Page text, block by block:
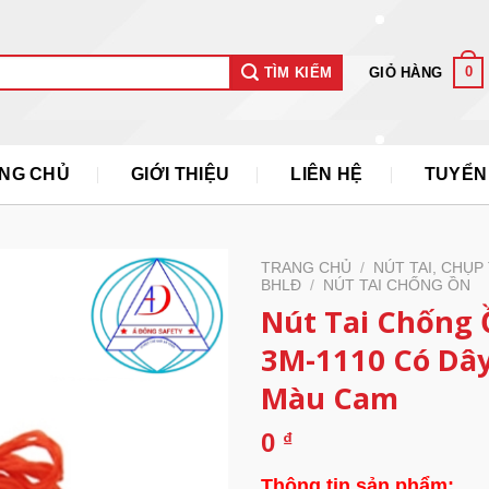
TÌM KIẾM GIỎ HÀNG 0
CHỦ GIỚI THIỆU LIÊN HỆ
TRANG CHỦ /
NÚT TAI, CHỤP
BHLĐ / NÚT TAI CHỐNG ỒN
Nút Tai Chống
3M-1110 Có
Màu Cam
0 ₫